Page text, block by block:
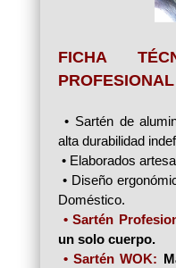
FICHA
• Sartén de
alta durabilidad
• Elaborados
• Diseño
Doméstico.
• Sartén
un solo cuerpo.
• Sartén WOK: